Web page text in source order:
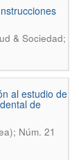
& Sociedad;
al estudio de
de
Núm. 21